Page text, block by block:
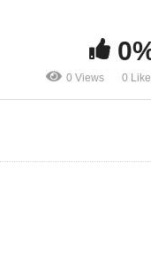
0 Views 0